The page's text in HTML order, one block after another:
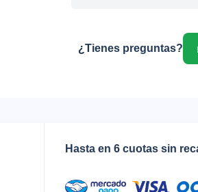
¿Tienes preguntas?
Hasta en 6 cuotas sin